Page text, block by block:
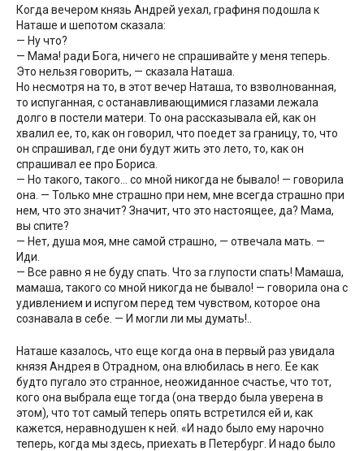
Когда вечером князь Андрей уехал, графиня подошла к
Наташе и шепотом сказала:
— Ну что?
— Мама! ради Бога, ничего не спрашивайте у меня теперь.
Это нельзя говорить, — сказала Наташа.
Но несмотря на то, в этот вечер Наташа, то взволнованная,
то испуганная, с останавливающимися глазами лежала
долго в постели матери. То она рассказывала ей, как он
хвалил ее, то, как он говорил, что поедет за границу, то, что
он спрашивал, где они будут жить это лето, то, как он
спрашивал ее про Бориса.
— Но такого, такого… со мной никогда не бывало! — говорила
она. — Только мне страшно при нем, мне всегда страшно при
нем, что это значит? Значит, что это настоящее, да? Мама,
вы спите?
— Нет, душа моя, мне самой страшно, — отвечала мать. —
Иди.
— Все равно я не буду спать. Что за глупости спать! Мамаша,
мамаша, такого со мной никогда не бывало! — говорила она с
удивлением и испугом перед тем чувством, которое она
сознавала в себе. — И могли ли мы думать!..
Наташе казалось, что еще когда она в первый раз увидала
князя Андрея в Отрадном, она влюбилась в него. Ее как
будто пугало это странное, неожиданное счастье, что тот,
кого она выбрала еще тогда (она твердо была уверена в
этом), что тот самый теперь опять встретился ей и, как
кажется, неравнодушен к ней. «И надо было ему нарочно
теперь, когда мы здесь, приехать в Петербург. И надо было